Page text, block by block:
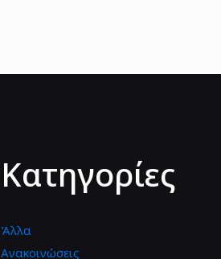
Κατηγορίες
Άλλα
Ανακοινώσεις